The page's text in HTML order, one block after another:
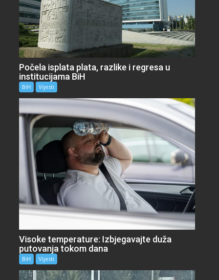
Počela isplata plata, razlike i regresa u
institucijama BiH
BiH Vijesti
Visoke temperature: Izbjegavajte duža
putovanja tokom dana
BiH Vijesti